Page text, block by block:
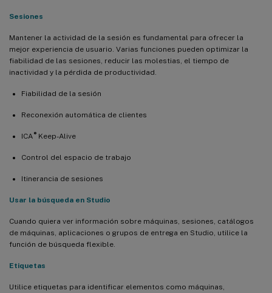
Sesiones
Mantener la actividad de la sesión es fundamental para ofrecer la
mejor experiencia de usuario. Varias funciones pueden optimizar la
fiabilidad de las sesiones, reducir las molestias, el tiempo de
inactividad y la pérdida de productividad.
Fiabilidad de la sesión
Reconexión automática de clientes
ICA ®Keep-Alive
Control del espacio de trabajo
Itinerancia de sesiones
Usar la búsqueda en Studio
Cuando quiera ver información sobre máquinas, sesiones, catálogos
de máquinas, aplicaciones o grupos de entrega en Studio, utilice la
función de búsqueda flexible.
Etiquetas
Utilice etiquetas para identificar elementos como máquinas,